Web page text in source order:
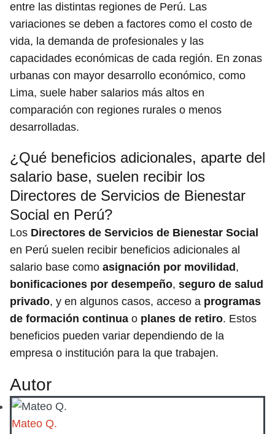
entre las distintas regiones de Perú. Las
variaciones se deben a factores como el costo de
vida, la demanda de profesionales y las
capacidades económicas de cada región. En zonas
urbanas con mayor desarrollo económico, como
Lima, suele haber salarios más altos en
comparación con regiones rurales o menos
desarrolladas.
¿Qué beneficios adicionales, aparte del
salario base, suelen recibir los
Directores de Servicios de Bienestar
Social en Perú?
Los Directores de Servicios de Bienestar Social
en Perú suelen recibir beneficios adicionales al
salario base como asignación por movilidad ,
bonificaciones por desempeño, seguro de salud
privado, y en algunos casos, acceso a programas
de formación continua o planes de retiro. Estos
beneficios pueden variar dependiendo de la
empresa o institución para la que trabajen.
Autor
Mateo Q.